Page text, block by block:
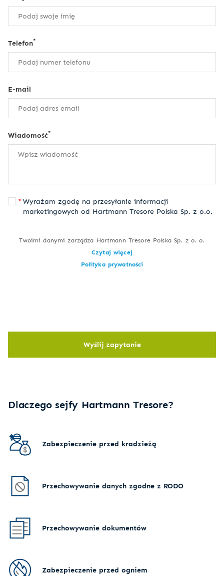
Telefon*
E-mail
Wiadomość*
Wyrażam zgodę na przesyłanie informacji
marketingowych od Hartmann Tresore Polska Sp. z o.o.
Twoimi danymi zarządza Hartmann Tresore Polska Sp. z o. o.
Czytaj więcej
Polityka prywatności
Wyślij zapytanie
Dlaczego sejfy Hartmann Tresore?
Zabezpieczenie przed kradzieżą
Przechowywanie danych zgodne z RODO
Przechowywanie dokumentów
Zabezpieczenie przed ogniem